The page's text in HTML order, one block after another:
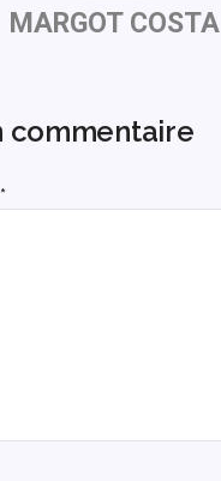
MARGOT COSTA
commentaire
*